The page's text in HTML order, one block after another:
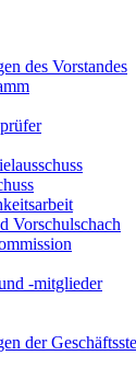
des Vorstandes
Vorschulschach
-mitglieder
der